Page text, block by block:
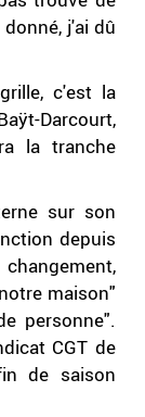
j'ai dû
c'est la
Darcourt,
la tranche
sur son
depuis
maison"
personne".
CGT de
de saison